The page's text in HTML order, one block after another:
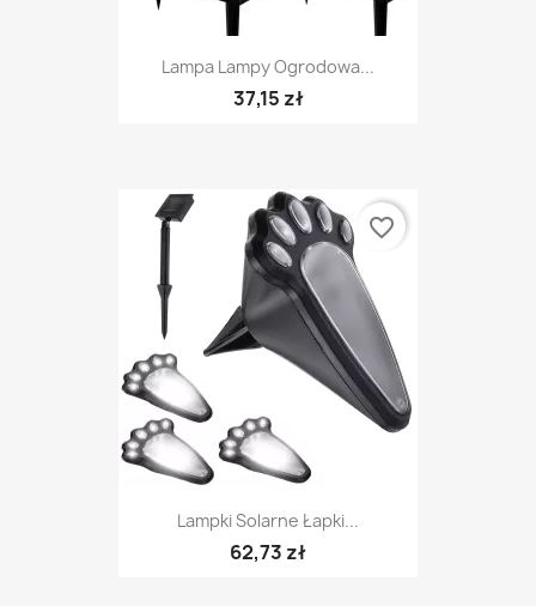
Lampa Lampy Ogrodowa...
37,15 zł
Lampki Solarne Łapki...
62,73 zł
favorite_border